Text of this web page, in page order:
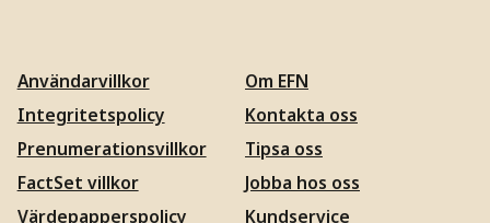
Användarvillkor
Integritetspolicy
Prenumerationsvillkor
FactSet villkor
Värdepapperspolicy
Om EFN
Kontakta oss
Tipsa oss
Jobba hos oss
Kundservice